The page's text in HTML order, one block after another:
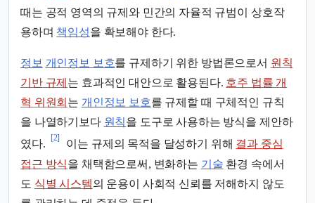
때는 공적 영역의 규제와 민간의 자율적 규범이 상호작
용하며 책임성을 확보해야 한다.
정보 개인정보 보호를 규제하기 위한 방법론으로서 원칙
기반 규제 는 효과적인 대안으로 활용된다. 호주 법률 개
혁 위원회 는 개인정보 보호를 규제할 때 구체적인 규칙
을 나열하기보다 원칙을 도구로 사용하는 방식을 제안하
였다.
[2]
이는 규제의 목적을 달성하기 위해 결과 중심
접근 방식을 채택함으로써, 변화하는 기술 환경 속에서
도 식별 시스템의 운용이 사회적 신뢰를 저해하지 않도